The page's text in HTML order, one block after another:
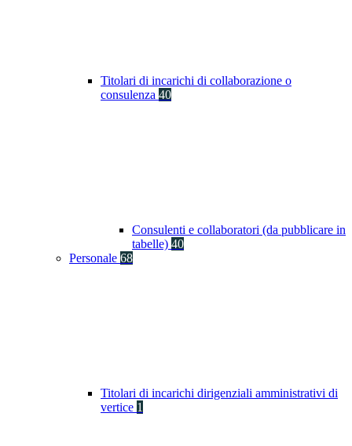
Titolari di incarichi di collaborazione o
consulenza 40
Consulenti e collaboratori (da pubblicare in
tabelle) 40
Personale 68
Titolari di incarichi dirigenziali amministrativi di
vertice 1